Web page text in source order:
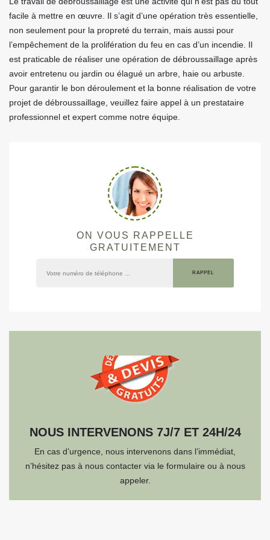
facile à mettre en œuvre. Il s’agit d’une opération très essentielle,
non seulement pour la propreté du terrain, mais aussi pour
l’empêchement de la prolifération du feu en cas d’un incendie. Il
est praticable de réaliser une opération de débroussaillage après
avoir entretenu ou jardin ou élagué un arbre, haie ou arbuste.
Pour garantir le bon déroulement et la bonne réalisation de votre
projet de débroussaillage, veuillez faire appel à un prestataire
professionnel et expert comme notre équipe.
ON VOUS RAPPELLE
GRATUITEMENT
NOUS INTERVENONS 7J/7 ET 24H/24
En cas d’urgence, nous intervenons dans l’immédiat,
n’hésitez pas à nous contacter via le formulaire ou à nous
appeler.